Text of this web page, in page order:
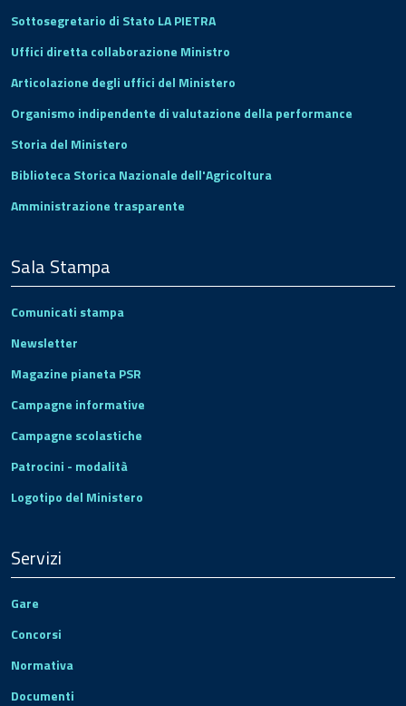
Sottosegretario di Stato LA PIETRA
Uffici diretta collaborazione Ministro
Articolazione degli uffici del Ministero
Organismo indipendente di valutazione della performance
Storia del Ministero
Biblioteca Storica Nazionale dell'Agricoltura
Amministrazione trasparente
Sala Stampa
Comunicati stampa
Newsletter
Magazine pianeta PSR
Campagne informative
Campagne scolastiche
Patrocini - modalità
Logotipo del Ministero
Servizi
Gare
Concorsi
Normativa
Documenti